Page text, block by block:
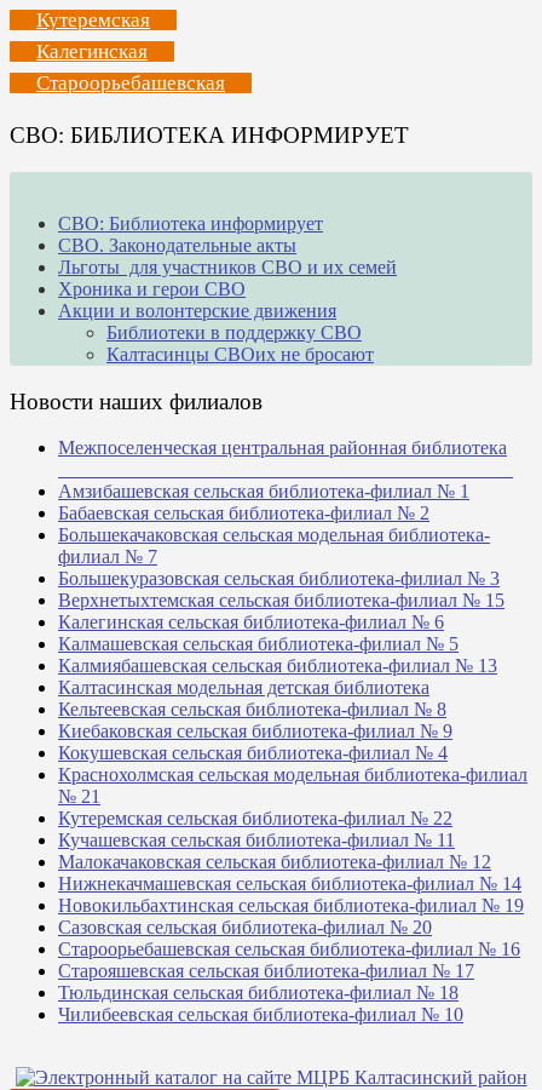
Кутеремская
Калегинская
Староорьебашевская
СВО: БИБЛИОТЕКА ИНФОРМИРУЕТ
СВО: Библиотека информирует
СВО. Законодательные акты
Льготы для участников СВО и их семей
Хроника и герои СВО
Акции и волонтерские движения
Библиотеки в поддержку СВО
Калтасинцы СВОих не бросают
Новости наших филиалов
Межпоселенческая центральная районная библиотека
Амзибашевская сельская библиотека-филиал № 1
Бабаевская сельская библиотека-филиал № 2
Большекачаковская сельская модельная библиотека-
филиал № 7
Большекуразовская сельская библиотека-филиал № 3
Верхнетыхтемская сельская библиотека-филиал № 15
Калегинская сельская библиотека-филиал № 6
Калмашевская сельская библиотека-филиал № 5
Калмиябашевская сельская библиотека-филиал № 13
Калтасинская модельная детская библиотека
Кельтеевская сельская библиотека-филиал № 8
Киебаковская сельская библиотека-филиал № 9
Кокушевская сельская библиотека-филиал № 4
Краснохолмская сельская модельная библиотека-филиал
№ 21
Кутеремская сельская библиотека-филиал № 22
Кучашевская сельская библиотека-филиал № 11
Малокачаковская сельская библиотека-филиал № 12
Нижнекачмашевская сельская библиотека-филиал № 14
Новокильбахтинская сельская библиотека-филиал № 19
Сазовская сельская библиотека-филиал № 20
Староорьебашевская сельская библиотека-филиал № 16
Старояшевская сельская библиотека-филиал № 17
Тюльдинская сельская библиотека-филиал № 18
Чилибеевская сельская библиотека-филиал № 10